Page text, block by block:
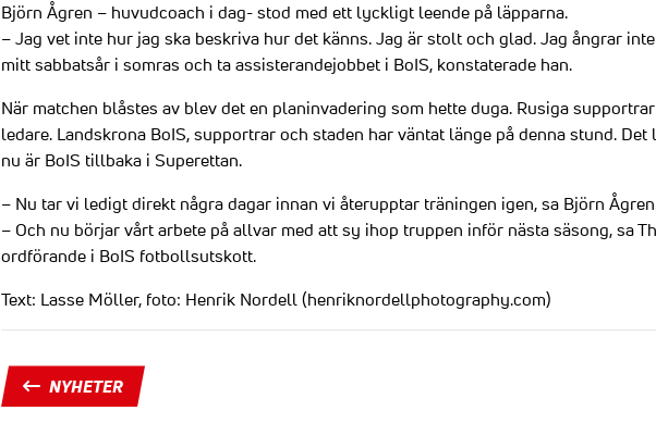
Björn Ågren – huvudcoach i dag- stod med ett lyckligt leende på läpparna.
– Jag vet inte hur jag ska beskriva hur det känns. Jag är stolt och glad. Jag ångrar
mitt sabbatsår i somras och ta assisterandejobbet i BoIS, konstaterade han.
När matchen blåstes av blev det en planinvadering som hette duga. Rusiga
ledare. Landskrona BoIS, supportrar och staden har väntat länge på denna stund.
nu är BoIS tillbaka i Superettan.
– Nu tar vi ledigt direkt några dagar innan vi återupptar träningen igen, sa Björn
– Och nu börjar vårt arbete på allvar med att sy ihop truppen inför nästa säsong, sa
ordförande i BoIS fotbollsutskott.
Text: Lasse Möller, foto: Henrik Nordell (henriknordellphotography.com)
NYHETER